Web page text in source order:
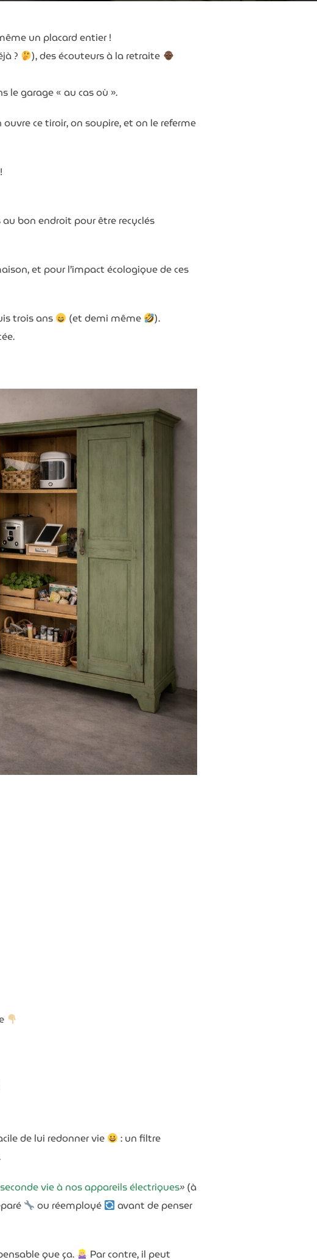
un placard entier !
?
), des écouteurs à la retraite
le garage « au cas où ».
ce tiroir, on soupire, et on le referme
bon endroit pour être recyclés
et pour l’impact écologique de ces
trois ans
(et demi même
).
de lui redonner vie
: un filtre
vie à nos appareils électriques» (à
ou réemployé
avant de penser
que ça.
Par contre, il peut